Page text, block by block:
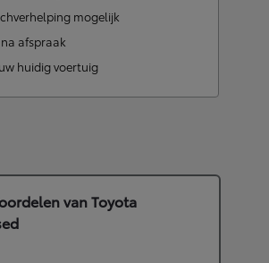
mogelijk
afspraak
huidig voertuig
van Toyota